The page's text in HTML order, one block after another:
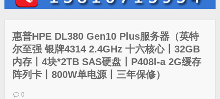
惠普HPE DL380 Gen10 Plus服务器（英特
尔至强 银牌4314 2.4GHz 十六核心丨32GB
内存丨4块*2TB SAS硬盘丨P408I-a 2G缓存
阵列卡丨800W单电源丨三年保修）
0